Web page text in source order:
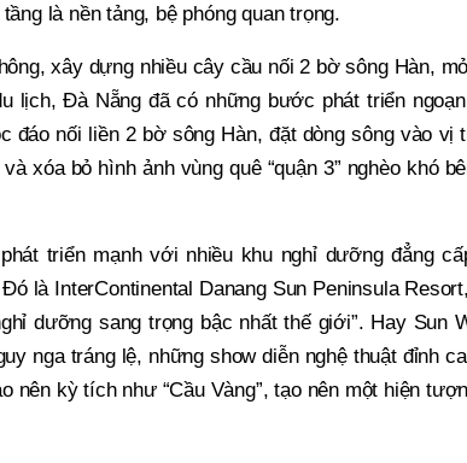
là nền tảng, bệ phóng quan trọng.
xây dựng nhiều cây cầu nối 2 bờ sông Hàn,
lịch, Đà Nẵng đã có những bước phát triển
đáo nối liền 2 bờ sông Hàn, đặt dòng sông vào vị
xóa bỏ hình ảnh vùng quê “quận 3” nghèo khó
triển mạnh với nhiều khu nghỉ dưỡng đẳng
là InterContinental Danang Sun Peninsula
dưỡng sang trọng bậc nhất thế giới”. Hay Sun
nga tráng lệ, những show diễn nghệ thuật đỉnh
nên kỳ tích như “Cầu Vàng”, tạo nên một hiện